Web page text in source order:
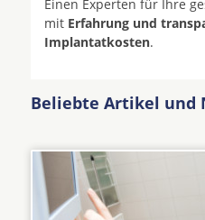
Einen Experten für Ihre
mit Erfahrung und
Implantatkosten.
Beliebte Artikel und